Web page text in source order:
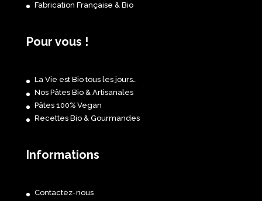
Fabrication Française & Bio
Pour vous !
La Vie est Bio tous les jours…
Nos Pâtes Bio & Artisanales
Pâtes 100% Vegan
Recettes Bio & Gourmandes
Informations
Contactez-nous